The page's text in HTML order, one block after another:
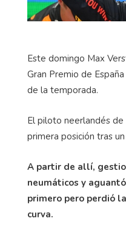
Este domingo Max
Gran Premio de
de la temporada.
El piloto neerlandés
primera posición tras
A partir de allí,
neumáticos y
primero pero perdió
curva.